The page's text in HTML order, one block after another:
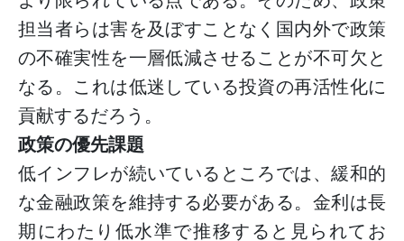
担当者らは害を及ぼすことなく国内外で政策
の不確実性を一層低減させることが不可欠と
なる。これは低迷している投資の再活性化に
貢献するだろう。
政策の優先課題
低インフレが続いているところでは、緩和的
な金融政策を維持する必要がある。金利は長
期にわたり低水準で推移すると見られてお